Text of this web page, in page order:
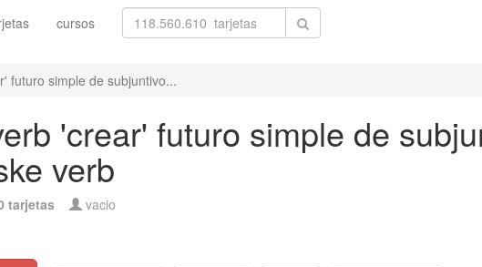
cursos
futuro simple de subjuntivo...
'crear' futuro simple de
verb
tarjetas vacio